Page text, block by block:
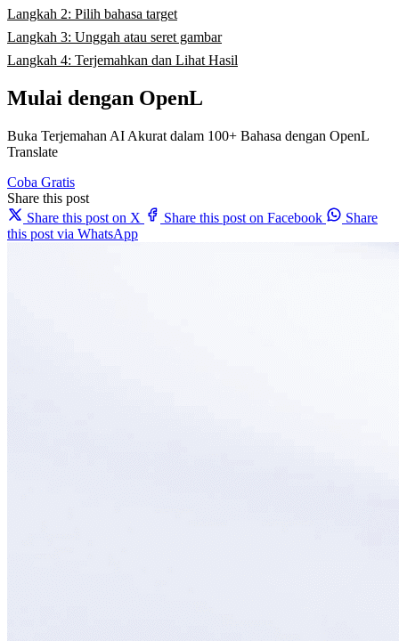
Langkah 2: Pilih bahasa target
Langkah 3: Unggah atau seret gambar
Langkah 4: Terjemahkan dan Lihat Hasil
Mulai dengan OpenL
Buka Terjemahan AI Akurat dalam 100+ Bahasa dengan OpenL
Translate
Coba Gratis
Share this post
Share this post on X
Share this post on Facebook
Share
this post via WhatsApp